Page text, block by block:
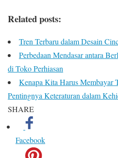
Related posts:
Tren Terbaru dalam Desain
Perbedaan Mendasar antara
di Toko Perhiasan
Kenapa Kita Harus Membayar
Pentingnya Keteraturan dalam
SHARE
Facebook